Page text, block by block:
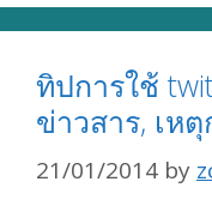
ทิปการใช้
ข่าวสาร, เห
21/01/2014 by